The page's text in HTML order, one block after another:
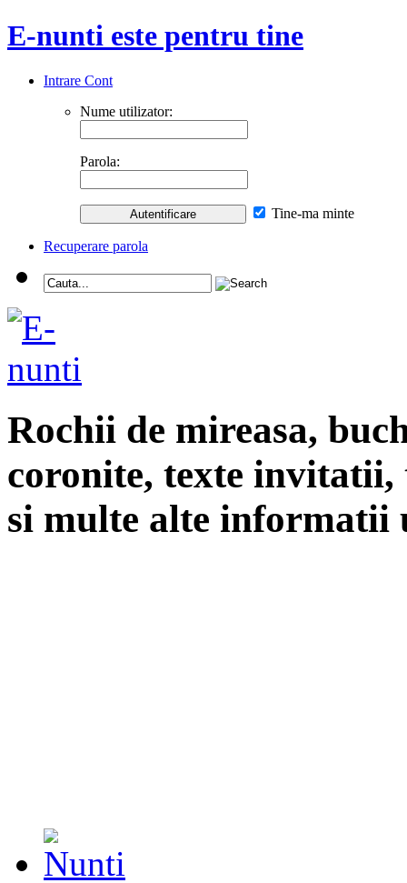
E-nunti este pentru tine
Intrare Cont
Nume utilizator:
Parola:
Tine-ma minte
Recuperare parola
Rochii de mireasa,
coronite, texte
si multe alte informatii